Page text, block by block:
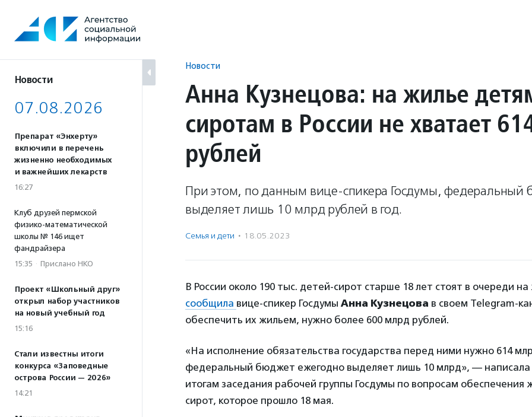
содержанию
Новости
07.08.2026
Препарат «Энхерту»
включили в перечень
жизненно необходимых
и важнейших лекарств
16:27
Клуб друзей пермской
физико-математической
школы № 146 ищет
фандрайзера
15:35 · Прислано НКО
Проект «Школьный друг»
открыл набор участников
на новый учебный год
15:16
Стали известны итоги
конкурса «Заповедные
острова России — 2026»
14:21
Новости
Анна Кузнецова: на жилье
сиротам в России не хватает
рублей
При этом, по данным вице-спикера Госдумы, федеральный
выделяет лишь 10 млрд рублей в год.
Семья и дети · 18.05.2023
В России около 190 тыс. детей-сирот старше 18 лет стоят в очереди
сообщила вице-спикер Госдумы Анна Кузнецова в своем Telegram-
обеспечить их жильем, нужно более 600 млрд рублей.
«На исполнение обязательства государства перед ними нужно 614
федеральный бюджет ежегодно выделяет лишь 10 млрд», — написала
итогам заседания рабочей группы Госдумы по вопросам обеспечения
сирот, которое прошло 18 мая.